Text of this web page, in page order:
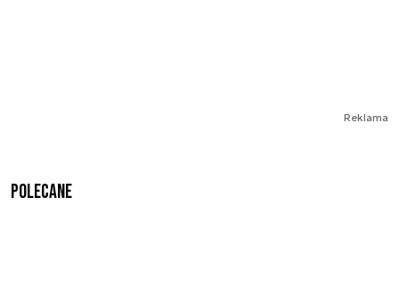
Reklama
Polecane